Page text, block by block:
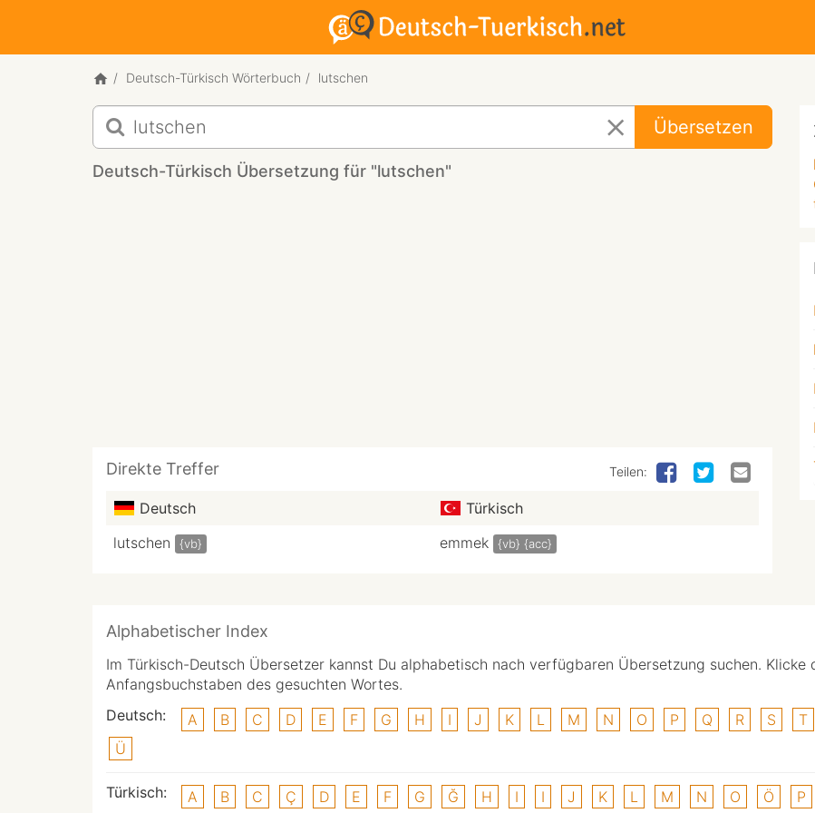
Deutsch-Türkisch Wörterbuch lutschen
Deutsch-
Türkisch
Übersetzung
für
Übersetzen
Deutsch-Türkisch Übersetzung für "lutschen"
Direkte Treffer Teilen:
Deutsch
Türkisch
lutschen
{vb} emmek {vb} {acc}
Alphabetischer Index
Im Türkisch-Deutsch Übersetzer kannst Du alphabetisch nach verfügbaren Übersetzung suchen. Klicke
Anfangsbuchstaben des gesuchten Wortes.
Deutsch:
A B C D E F G H I J K L M N O P Q R S T
Ü
Türkisch: A B C Ç D E F G Ğ H I I J K L M N O Ö P